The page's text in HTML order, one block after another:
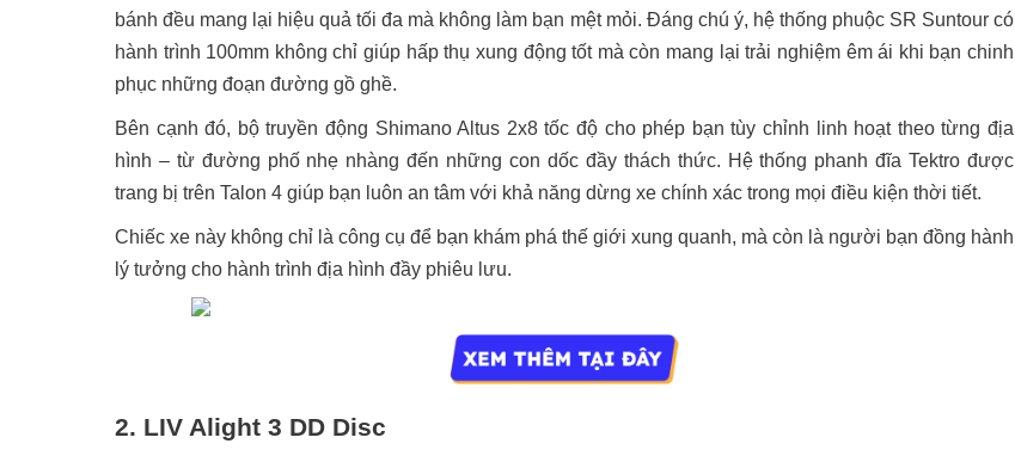
bánh đều mang lại hiệu quả tối đa mà không làm bạn mệt mỏi. Đáng chú ý, hệ thống phuộc SR Suntour có
hành trình 100mm không chỉ giúp hấp thụ xung động tốt mà còn mang lại trải nghiệm êm ái khi bạn chinh
phục những đoạn đường gồ ghề.
Bên cạnh đó, bộ truyền động Shimano Altus 2x8 tốc độ cho phép bạn tùy chỉnh linh hoạt theo từng địa
hình – từ đường phố nhẹ nhàng đến những con dốc đầy thách thức. Hệ thống phanh đĩa Tektro được
trang bị trên Talon 4 giúp bạn luôn an tâm với khả năng dừng xe chính xác trong mọi điều kiện thời tiết.
Chiếc xe này không chỉ là công cụ để bạn khám phá thế giới xung quanh, mà còn là người bạn đồng hành
lý tưởng cho hành trình địa hình đầy phiêu lưu.
2. LIV Alight 3 DD Disc